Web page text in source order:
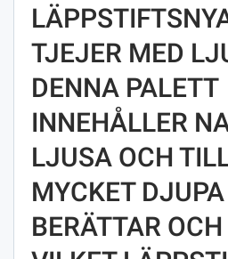
TJEJER MED
DENNA PALETT
INNEHÅLLER
LJUSA OCH
MYCKET
BERÄTTAR